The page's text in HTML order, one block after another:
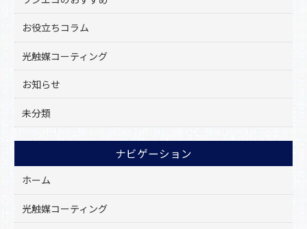
お役立ちコラム
光触媒コーティング
お知らせ
未分類
ナビゲーション
ホーム
光触媒コーティング